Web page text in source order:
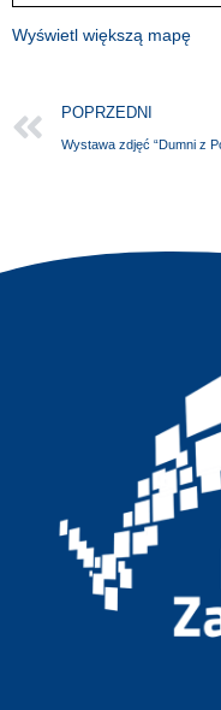
Wyświetl większą mapę
POPRZEDNI